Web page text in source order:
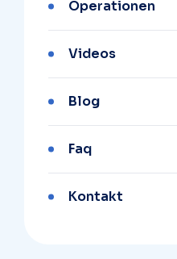
Operationen
Videos
Blog
Faq
Kontakt